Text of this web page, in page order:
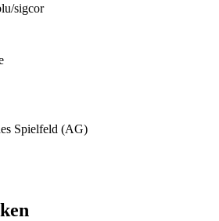
sigcor
Spielfeld (AG)